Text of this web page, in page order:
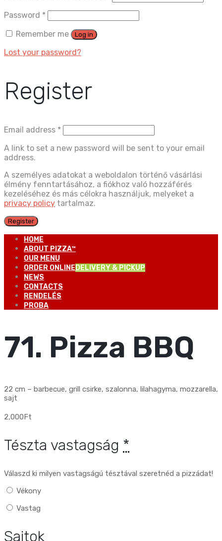
Password *
Remember me
Log in
Lost your password?
Register
Email address *
A link to set a new password will be sent to your email
address.
A személyes adatokat a weboldalon történő vásárlási
élmény fenntartásához, a fiókhoz való hozzáférés
kezeléséhez és más célokra használjuk, melyeket a
privacy policy tartalmaz.
Register
HOME
ABOUT PIZZA™
OUR MENU
ORDER ONLINE DELIVERY & PICKUP
NEWS
CONTACTS
RENDELÉS
PROBA
71. Pizza BBQ
22 cm – barbecue, grill csirke, szalonna, lilahagyma, mozzarella,
sajt
2,000Ft
Tészta vastagság *
Válaszd ki milyen vastagságú tésztával szeretnéd a pizzádat!
Vékony
Vastag
Sajtok